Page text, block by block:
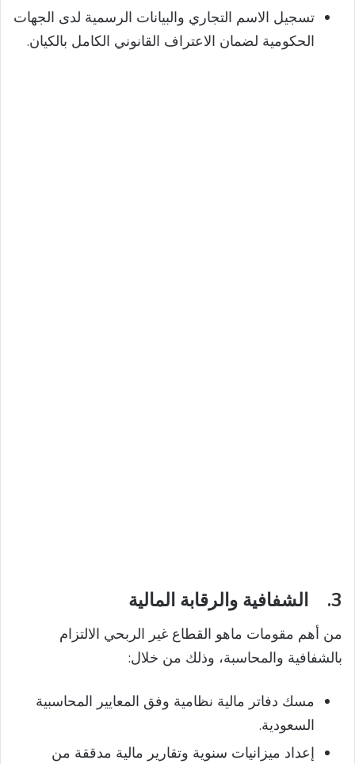
تسجيل الاسم التجاري والبيانات الرسمية لدى الجهات
الحكومية لضمان الاعتراف القانوني الكامل بالكيان.
3. الشفافية والرقابة المالية
من أهم مقومات ماهو القطاع غير الربحي الالتزام
بالشفافية والمحاسبة، وذلك من خلال:
مسك دفاتر مالية نظامية وفق المعايير المحاسبية
السعودية.
إعداد ميزانيات سنوية وتقارير مالية مدققة من